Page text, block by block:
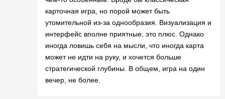
карточная игра, но порой может быть
утомительной из-за однообразия. Визуализация и
интерфейс вполне приятные, это плюс. Однако
иногда ловишь себя на мысли, что иногда карта
может не идти на руку, и хочется больше
стратегической глубины. В общем, игра на один
вечер, не более.